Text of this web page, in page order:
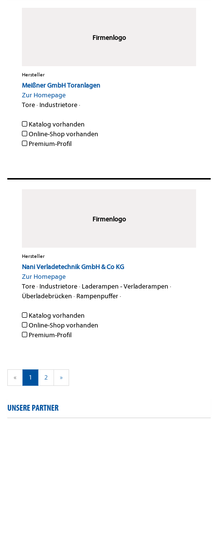
Firmenlogo
Hersteller
Meißner GmbH Toranlagen
Zur Homepage
Tore· Industrietore·
Katalog vorhanden
Online-Shop vorhanden
Premium-Profil
Firmenlogo
Hersteller
Nani Verladetechnik GmbH & Co KG
Zur Homepage
Tore· Industrietore· Laderampen - Verladerampen ·
Überladebrücken · Rampenpuffer·
Katalog vorhanden
Online-Shop vorhanden
Premium-Profil
« 1 2 »
UNSERE PARTNER